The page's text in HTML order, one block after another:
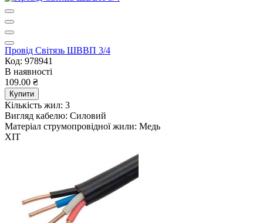
Провід Світязь ШВВП 3/4
Код: 978941
В наявності
109.00 ₴
Купити
Кількість жил: 3
Вигляд кабелю: Силовий
Матеріал струмопровідної жили: Медь
ХІТ